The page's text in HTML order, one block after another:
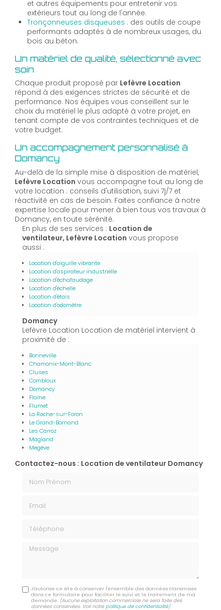
et autres équipements pour entretenir vos
extérieurs tout au long de l'année.
Tronçonneuses disqueuses : des outils de coupe
performants adaptés à de nombreux usages, du
bois au béton.
Un matériel de qualité, sélectionné avec
soin
Chaque produit proposé par Lefèvre Location
répond à des exigences strictes de sécurité et de
performance. Nos équipes vous conseillent sur le
choix du matériel le plus adapté à votre projet, en
tenant compte de vos contraintes techniques et de
votre budget.
Un accompagnement personnalisé à
Domancy
Au-delà de la simple mise à disposition de matériel,
Lefèvre Location vous accompagne tout au long de
votre location : conseils d'utilisation, suivi 7j/7 et
réactivité en cas de besoin. Faites confiance à notre
expertise locale pour mener à bien tous vos travaux à
Domancy, en toute sérénité.
En plus de ses services : Location de
ventilateur, Lefèvre Location vous propose
aussi :
Location d'aiguille vibrante
Location d'aspirateur industrielle
Location d'échafaudage
Location d'échelle
Location d'étais
Location d'odomètre
Domancy
Lefèvre Location Location de matériel intervient à
proximité de :
Bonneville
Chamonix-Mont-Blanc
Cluses
Combloux
Domancy
Flaine
Flumet
La Roche-sur-Foron
Le Grand-Bornand
Les Carroz
Magland
Megève
Contactez-nous : Location de ventilateur Domancy
Message
J'autorise ce site à conserver l'ensemble des données transmises
dans ce formulaire pour faciliter le suivi et le traitement de ma
demande. (Aucune exploitation commerciale ne sera faite des
données conservées. Voir notrepolitique de confidentialité)